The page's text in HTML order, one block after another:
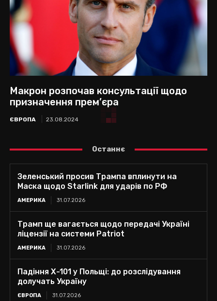
Макрон розпочав консультації щодо
призначення прем’єра
ЄВРОПА 23.08.2024
Останнє
Зеленський просив Трампа вплинути на
Маска щодо Starlink для ударів по РФ
АМЕРИКА 31.07.2026
Трамп ще вагається щодо передачі Україні
ліцензії на системи Patriot
АМЕРИКА 31.07.2026
Падіння Х-101 у Польщі: до розслідування
долучать Україну
ЄВРОПА 31.07.2026